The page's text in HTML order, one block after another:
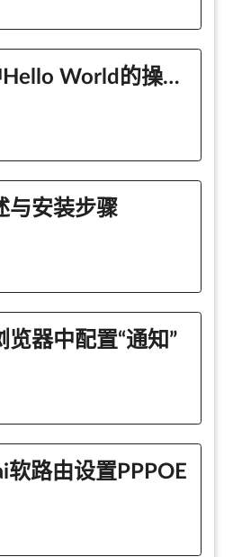
springboot中Hello World的操作方法
与安装步骤
览器中配置“通知”
路由设置PPPOE